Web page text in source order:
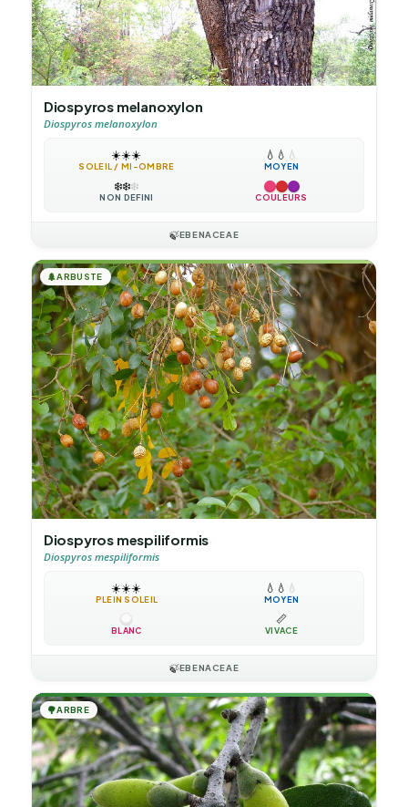
Diospyros melanoxylon
Diospyros melanoxylon
☀️☀️☀️
SOLEIL / MI-OMBRE
💧 💧 💧
MOYEN
❄️❄️❄️
NON DÉFINI COULEURS
🍃EBENACEAE
🌲ARBUSTE
Diospyros mespiliformis
Diospyros mespiliformis
☀️☀️☀️
PLEIN SOLEIL
💧 💧 💧
MOYEN
BLANC
📏
VIVACE
🍃EBENACEAE
🌳ARBRE